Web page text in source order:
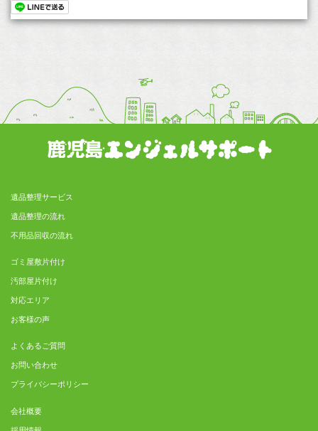
遺品整理サービス
遺品整理の流れ
不用品回収の流れ
ゴミ屋敷片付け
汚部屋片付け
対応エリア
お客様の声
よくあるご質問
お問い合わせ
プライバシーポリシー
会社概要